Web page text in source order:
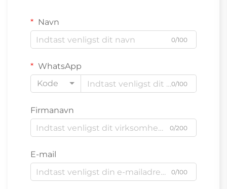
Navn
0/100
WhatsApp
Kode
0/100
Firmanavn
0/200
E-mail
0/100